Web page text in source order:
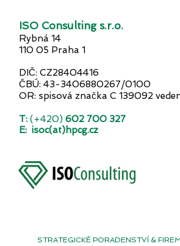
ISO Consulting s.r.o.
Rybná 14
110 05 Praha 1
DIČ: CZ28404416
ČBÚ: 43-3406880267/0100
OR: spisová značka C 139092
T: (+420) 602 700 327
E: isoc(at)hpcg.cz
STRATEGICKÉ PORADENSTVÍ &